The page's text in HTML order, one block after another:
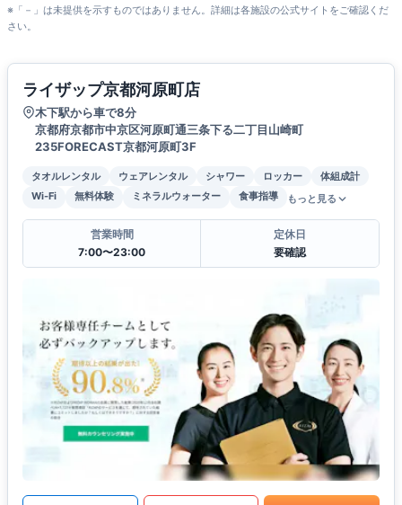
※「－」は未提供を示すものではありません。詳細は各施設の公式サイトをご確認くだ
さい。
ライザップ京都河原町店
木下駅から車で8分
京都府京都市中京区河原町通三条下る二丁目山崎町
235FORECAST京都河原町3F
タオルレンタル ウェアレンタル シャワー ロッカー
体組成計
Wi-Fi
無料体験 ミネラルウォーター 食事指導 もっと見る
営業時間
7:00〜23:00
定休日
要確認